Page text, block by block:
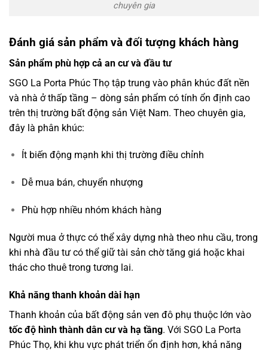
chuyên gia
Đánh giá sản phẩm và đối tượng khách hàng
Sản phẩm phù hợp cả an cư và đầu tư
SGO La Porta Phúc Thọ tập trung vào phân khúc đất nền
và nhà ở thấp tầng – dòng sản phẩm có tính ổn định cao
trên thị trường bất động sản Việt Nam. Theo chuyên gia,
đây là phân khúc:
Ít biến động mạnh khi thị trường điều chỉnh
Dễ mua bán, chuyển nhượng
Phù hợp nhiều nhóm khách hàng
Người mua ở thực có thể xây dựng nhà theo nhu cầu, trong
khi nhà đầu tư có thể giữ tài sản chờ tăng giá hoặc khai
thác cho thuê trong tương lai.
Khả năng thanh khoản dài hạn
Thanh khoản của bất động sản ven đô phụ thuộc lớn vào
tốc độ hình thành dân cư và hạ tầng. Với SGO La Porta
Phúc Thọ, khi khu vực phát triển ổn định hơn, khả năng